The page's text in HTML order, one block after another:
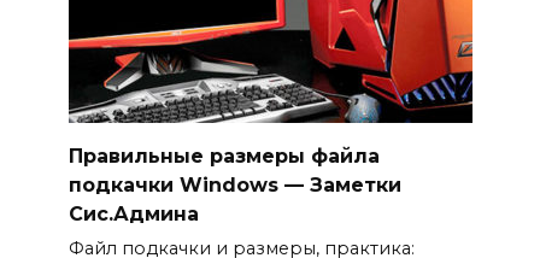
Правильные размеры файла
подкачки Windows — Заметки
Сис.Админа
Файл подкачки и размеры, практика: